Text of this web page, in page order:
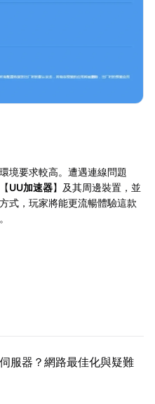
境要求較高。遭遇連線問題
UU加速器】及其周邊裝置，並
式，玩家將能更流暢體驗這款
服器？網路最佳化與疑難